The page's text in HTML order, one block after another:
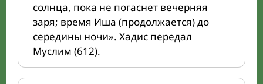
солнца, пока не погаснет вечерняя
заря; время Иша (продолжается) до
середины ночи». Хадис передал
Муслим (612).